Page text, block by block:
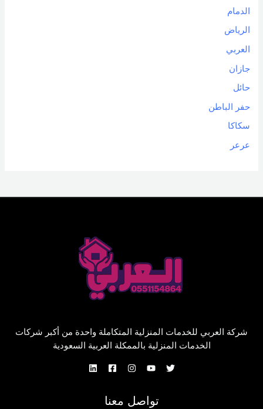
الدمام
الرياض
العربي
جازان
حائل
حفر الباطن
سكاكا
عرعر
شركة العربي للخدمات المنزلية المتكاملة واحدة من أكبر شركات
الخدمات المنزلية بالممكلة العربية السعودية
تواصل معنا